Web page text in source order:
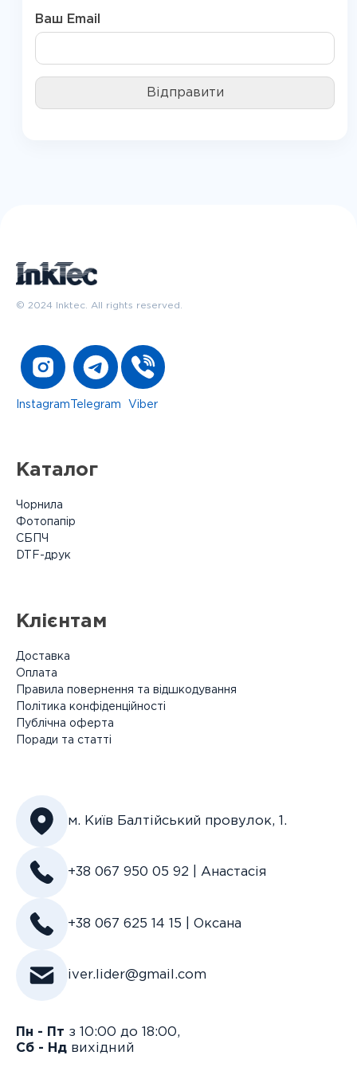
Ваш Email
© 2024 Inktec. All rights reserved.
Instagram Telegram Viber
Каталог
Чорнила
Фотопапір
СБПЧ
DTF-друк
Клієнтам
Доставка
Оплата
Правила повернення та відшкодування
Політика конфіденційності
Публічна оферта
Поради та статті
м. Київ Балтійський провулок, 1.
+38 067 950 05 92 | Анастасія
+38 067 625 14 15 | Оксана
iver.lider@gmail.com
Пн - Пт з 10:00 до 18:00,
Сб - Нд вихідний